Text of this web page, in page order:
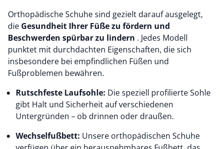
Orthopädische Schuhe sind gezielt darauf ausgelegt,
die Gesundheit Ihrer Füße zu fördern und
Beschwerden spürbar zu lindern . Jedes Modell
punktet mit durchdachten Eigenschaften, die sich
insbesondere bei empfindlichen Füßen und
Fußproblemen bewähren.
Rutschfeste Laufsohle:
gibt Halt und Sicherheit auf verschiedenen
Untergründen – ob drinnen oder draußen.
Wechselfußbett: